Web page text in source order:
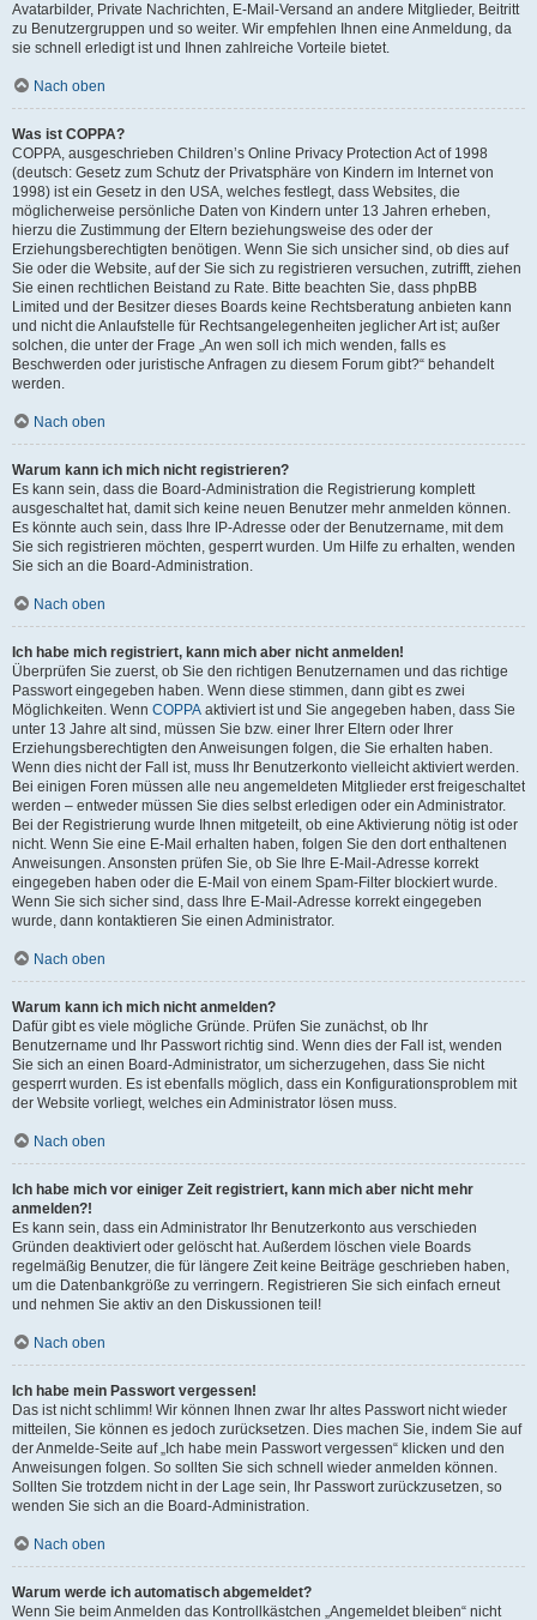
Avatarbilder, Private Nachrichten, E-Mail-Versand an andere Mitglieder, Beitritt
zu Benutzergruppen und so weiter. Wir empfehlen Ihnen eine Anmeldung, da
sie schnell erledigt ist und Ihnen zahlreiche Vorteile bietet.
Nach oben
Was ist COPPA?
COPPA, ausgeschrieben Children’s Online Privacy Protection Act of 1998
(deutsch: Gesetz zum Schutz der Privatsphäre von Kindern im Internet von
1998) ist ein Gesetz in den USA, welches festlegt, dass Websites, die
möglicherweise persönliche Daten von Kindern unter 13 Jahren erheben,
hierzu die Zustimmung der Eltern beziehungsweise des oder der
Erziehungsberechtigten benötigen. Wenn Sie sich unsicher sind, ob dies auf
Sie oder die Website, auf der Sie sich zu registrieren versuchen, zutrifft, ziehen
Sie einen rechtlichen Beistand zu Rate. Bitte beachten Sie, dass phpBB
Limited und der Besitzer dieses Boards keine Rechtsberatung anbieten kann
und nicht die Anlaufstelle für Rechtsangelegenheiten jeglicher Art ist; außer
solchen, die unter der Frage „An wen soll ich mich wenden, falls es
Beschwerden oder juristische Anfragen zu diesem Forum gibt?“ behandelt
werden.
Nach oben
Warum kann ich mich nicht registrieren?
Es kann sein, dass die Board-Administration die Registrierung komplett
ausgeschaltet hat, damit sich keine neuen Benutzer mehr anmelden können.
Es könnte auch sein, dass Ihre IP-Adresse oder der Benutzername, mit dem
Sie sich registrieren möchten, gesperrt wurden. Um Hilfe zu erhalten, wenden
Sie sich an die Board-Administration.
Nach oben
Ich habe mich registriert, kann mich aber nicht anmelden!
Überprüfen Sie zuerst, ob Sie den richtigen Benutzernamen und das richtige
Passwort eingegeben haben. Wenn diese stimmen, dann gibt es zwei
Möglichkeiten. Wenn COPPA aktiviert ist und Sie angegeben haben, dass Sie
unter 13 Jahre alt sind, müssen Sie bzw. einer Ihrer Eltern oder Ihrer
Erziehungsberechtigten den Anweisungen folgen, die Sie erhalten haben.
Wenn dies nicht der Fall ist, muss Ihr Benutzerkonto vielleicht aktiviert werden.
Bei einigen Foren müssen alle neu angemeldeten Mitglieder erst freigeschaltet
werden – entweder müssen Sie dies selbst erledigen oder ein Administrator.
Bei der Registrierung wurde Ihnen mitgeteilt, ob eine Aktivierung nötig ist oder
nicht. Wenn Sie eine E-Mail erhalten haben, folgen Sie den dort enthaltenen
Anweisungen. Ansonsten prüfen Sie, ob Sie Ihre E-Mail-Adresse korrekt
eingegeben haben oder die E-Mail von einem Spam-Filter blockiert wurde.
Wenn Sie sich sicher sind, dass Ihre E-Mail-Adresse korrekt eingegeben
wurde, dann kontaktieren Sie einen Administrator.
Nach oben
Warum kann ich mich nicht anmelden?
Dafür gibt es viele mögliche Gründe. Prüfen Sie zunächst, ob Ihr
Benutzername und Ihr Passwort richtig sind. Wenn dies der Fall ist, wenden
Sie sich an einen Board-Administrator, um sicherzugehen, dass Sie nicht
gesperrt wurden. Es ist ebenfalls möglich, dass ein Konfigurationsproblem mit
der Website vorliegt, welches ein Administrator lösen muss.
Nach oben
Ich habe mich vor einiger Zeit registriert, kann mich aber nicht mehr
anmelden?!
Es kann sein, dass ein Administrator Ihr Benutzerkonto aus verschieden
Gründen deaktiviert oder gelöscht hat. Außerdem löschen viele Boards
regelmäßig Benutzer, die für längere Zeit keine Beiträge geschrieben haben,
um die Datenbankgröße zu verringern. Registrieren Sie sich einfach erneut
und nehmen Sie aktiv an den Diskussionen teil!
Nach oben
Ich habe mein Passwort vergessen!
Das ist nicht schlimm! Wir können Ihnen zwar Ihr altes Passwort nicht wieder
mitteilen, Sie können es jedoch zurücksetzen. Dies machen Sie, indem Sie auf
der Anmelde-Seite auf „Ich habe mein Passwort vergessen“ klicken und den
Anweisungen folgen. So sollten Sie sich schnell wieder anmelden können.
Sollten Sie trotzdem nicht in der Lage sein, Ihr Passwort zurückzusetzen, so
wenden Sie sich an die Board-Administration.
Nach oben
Warum werde ich automatisch abgemeldet?
Wenn Sie beim Anmelden das Kontrollkästchen „Angemeldet bleiben“ nicht